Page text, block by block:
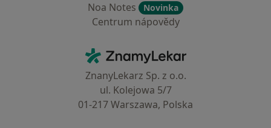
Noa Notes
Novinka
Centrum nápovědy
ZnamyLekar - Hlavní stránka
ZnanyLekarz Sp. z o.o.
ul. Kolejowa 5/7
01-217 Warszawa, Polska